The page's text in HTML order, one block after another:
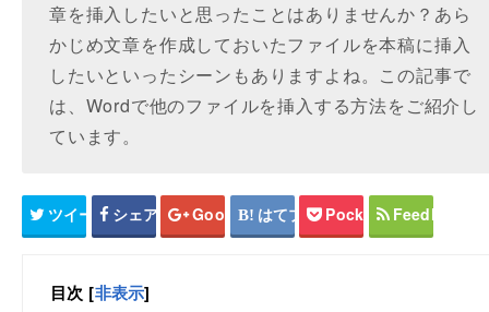
章を挿入したいと思ったことはありませんか？あら
かじめ文章を作成しておいたファイルを本稿に挿入
したいといったシーンもありますよね。この記事で
は、Wordで他のファイルを挿入する方法をご紹介し
ています。
ツイート シェア Google+ はてブ Pocket Feedly
目次 [非表示]